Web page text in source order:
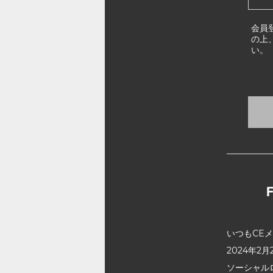
会員
の上
い。
いつもCE
2024年2月
ソーシャ